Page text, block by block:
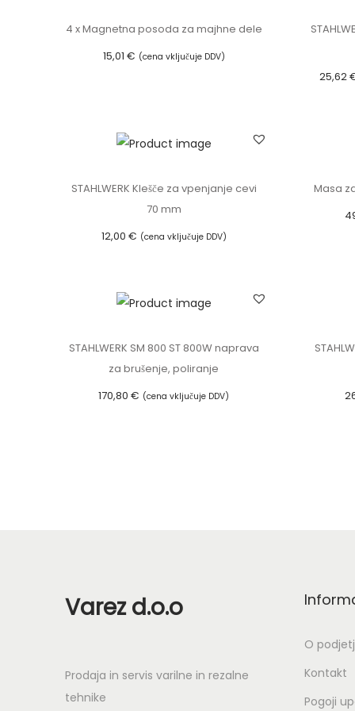
4 x Magnetna posoda za majhne dele
15,01 € (cena vključuje DDV)
25,62
STAHLWERK Klešče za vpenjanje cevi
70 mm
12,00 € (cena vključuje DDV)
Masa
STAHLWERK SM 800 ST 800W naprava
za brušenje, poliranje
170,80€ (cena vključuje DDV)
Varez d.o.o
Prodaja in servis varilne in rezalne
tehnike
O
Kontakt
Pogoji